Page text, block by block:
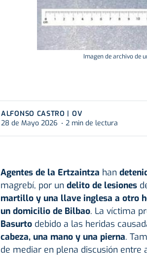
Imagen de archivo de
ALFONSO CASTRO | OV
28 de Mayo 2026
2 min de lectura
Agentes de la Ertzaintza han
magrebí, por un delito de lesiones
martillo y una llave inglesa a otro
un domicilio de Bilbao. La víctima
Basurtodebido a las heridas
cabeza, una mano y una pierna.
de mediar en plena discusión entre